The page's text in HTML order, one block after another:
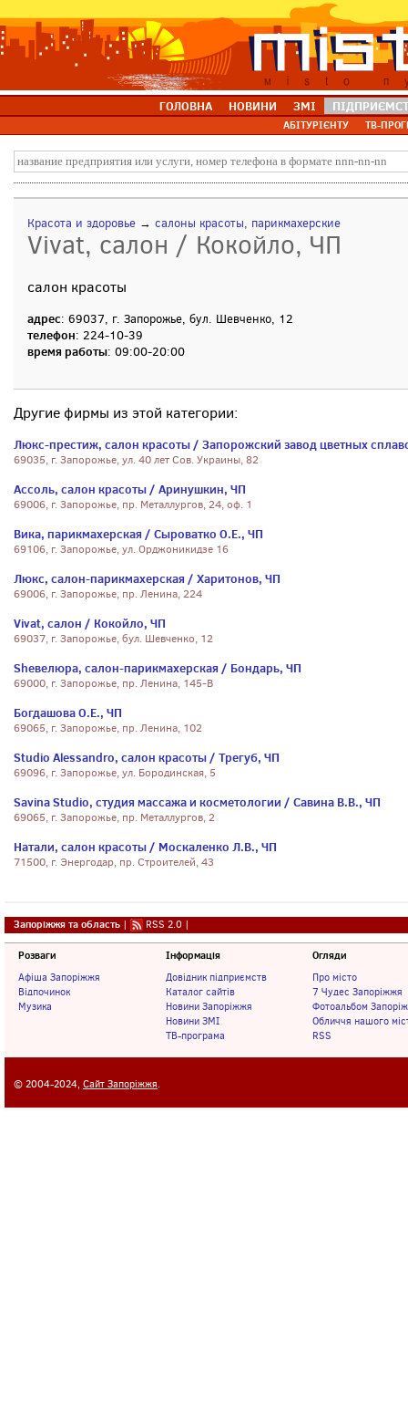
ГОЛОВНА НОВИНИ ЗМІ
АБІТУРІЄНТУ ТВ-
Красота и здоровье → салоны красоты, парикмахерские
Vivat, салон / Кокойло, ЧП
салон красоты
адрес: 69037, г. Запорожье, бул. Шевченко, 12
телефон: 224-10-39
время работы: 09:00-20:00
Другие фирмы из этой категории:
Люкс-престиж, салон красоты / Запорожский завод цветных
69035, г. Запорожье, ул. 40 лет Сов. Украины, 82
Ассоль, салон красоты / Аринушкин, ЧП
69006, г. Запорожье, пр. Металлургов, 24, оф. 1
Вика, парикмахерская / Сыроватко О.Е., ЧП
69106, г. Запорожье, ул. Орджоникидзе 16
Люкс, салон-парикмахерская / Харитонов, ЧП
69006, г. Запорожье, пр. Ленина, 224
Vivat, салон / Кокойло, ЧП
69037, г. Запорожье, бул. Шевченко, 12
Sheвелюра, салон-парикмахерская / Бондарь, ЧП
69000, г. Запорожье, пр. Ленина, 145-В
Богдашова О.Е., ЧП
69065, г. Запорожье, пр. Ленина, 102
Studio Alessandro, салон красоты / Трегуб, ЧП
69096, г. Запорожье, ул. Бородинская, 5
Savina Studio, студия массажа и косметологии / Савина В.В., ЧП
69065, г. Запорожье, пр. Металлургов, 2
Натали, салон красоты / Москаленко Л.В., ЧП
71500, г. Энергодар, пр. Строителей, 43
Запоріжжя та область | RSS 2.0 |
Розваги
Афіша Запоріжжя
Відпочинок
Музика
Інформація
Довідник підприємств
Каталог сайтів
Новини Запоріжжя
Новини ЗМІ
ТВ-програма
Огляди
Про місто
7 Чудес Запоріжжя
Фотоальбом
Обличчя нашого
RSS
© 2004-2024, Сайт Запоріжжя.